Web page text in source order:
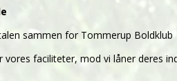
sammen for Tommerup Boldklub
faciliteter, mod vi låner deres